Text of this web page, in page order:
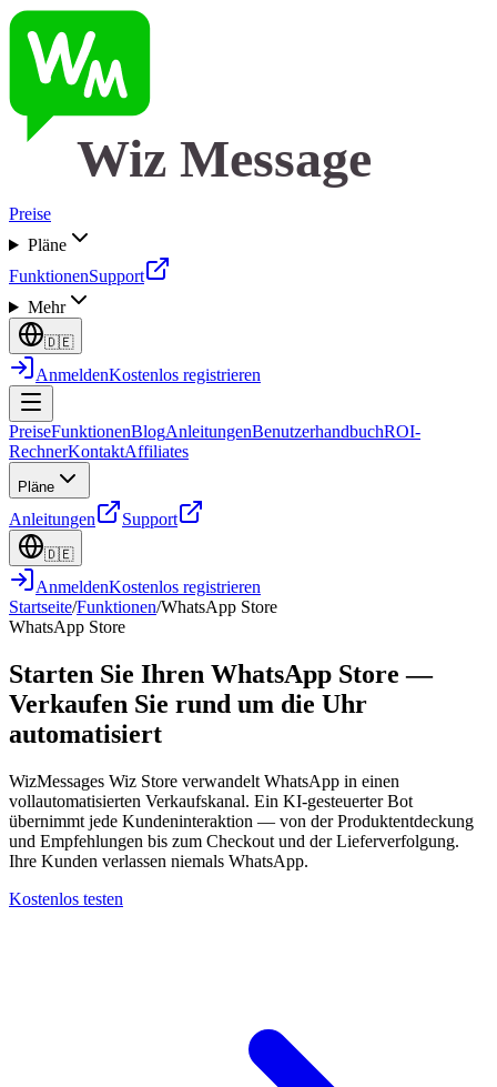
Wiz Message
Preise
Pläne
FunktionenSupport
Mehr
🇩🇪
AnmeldenKostenlos registrieren
PreiseFunktionenBlogAnleitungenBenutzerhandbuchROI-
RechnerKontaktAffiliates
Pläne
Anleitungen Support
🇩🇪
AnmeldenKostenlos registrieren
Startseite/Funktionen/WhatsApp Store
WhatsApp Store
Starten Sie Ihren WhatsApp Store —
Verkaufen Sie rund um die Uhr
automatisiert
WizMessages Wiz Store verwandelt WhatsApp in einen
vollautomatisierten Verkaufskanal. Ein KI-gesteuerter Bot
übernimmt jede Kundeninteraktion — von der Produktentdeckung
und Empfehlungen bis zum Checkout und der Lieferverfolgung.
Ihre Kunden verlassen niemals WhatsApp.
Kostenlos testen